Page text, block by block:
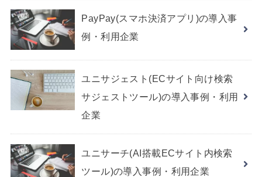
PayPay(スマホ決済アプリ)の導入事
例・利用企業
ユニサジェスト(ECサイト向け検索
サジェストツール)の導入事例・利用
企業
ユニサーチ(AI搭載ECサイト内検索
ツール)の導入事例・利用企業